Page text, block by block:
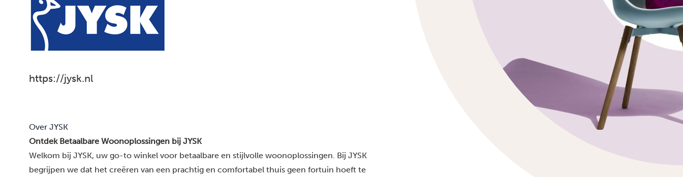
https://jysk.nl
Over JYSK
Ontdek Betaalbare Woonoplossingen bij JYSK
Welkom bij JYSK, uw go-to winkel voor betaalbare en stijlvolle woonoplossingen. Bij JYSK
begrijpen we dat het creëren van een prachtig en comfortabel thuis geen fortuin hoeft te